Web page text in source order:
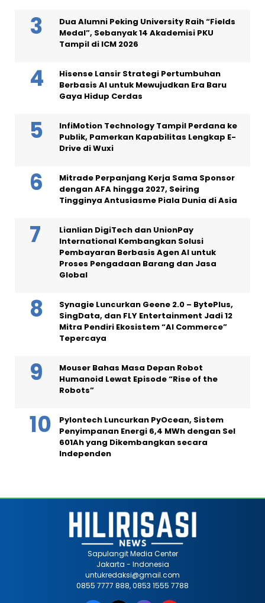
Dua Alumni Peking University Raih “Fields
Medal”, Sebanyak 14 Akademisi PKU
Tampil di ICM 2026
Hisense Lansir Strategi Pertumbuhan
Berbasis AI untuk Mewujudkan Era Baru
Gaya Hidup Cerdas
InfiMotion Technology Tampil Perdana ke
Publik, Pamerkan Kapabilitas Lengkap E-
Drive di Wuxi
Mitrade Perpanjang Kerja Sama Sponsor
dengan AFA hingga 2027, Seiring
Tingginya Antusiasme Piala Dunia di Asia
Lianlian DigiTech dan UnionPay
International Kembangkan Solusi
Pembayaran Berbasis Agen AI untuk
Proses Pengadaan Barang dan Jasa
Global
Synagie Luncurkan Geene 2.0 – BytePlus,
SingData, dan FLY Entertainment Jadi 12
Mitra Pendiri Ekosistem “AI Commerce”
Tepercaya
Mouser Bahas Masa Depan Robot
Humanoid Lewat Episode “Rise of the
Robots”
Pylontech Luncurkan PyOcean, Sistem
Penyimpanan Energi 6,4 MWh dengan Sel
601Ah yang Dikembangkan secara
Independen
Sapulangit Media Center
Jakarta - Indonesia
untukredaksi@gmail.com
0855 7777 888, 0853 1555 7788